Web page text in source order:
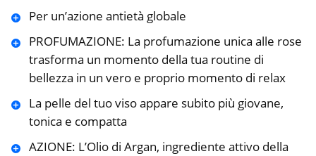
Per un’azione antietà globale
PROFUMAZIONE: La profumazione unica alle rose
trasforma un momento della tua routine di
bellezza in un vero e proprio momento di relax
La pelle del tuo viso appare subito più giovane,
tonica e compatta
AZIONE: L’Olio di Argan, ingrediente attivo della